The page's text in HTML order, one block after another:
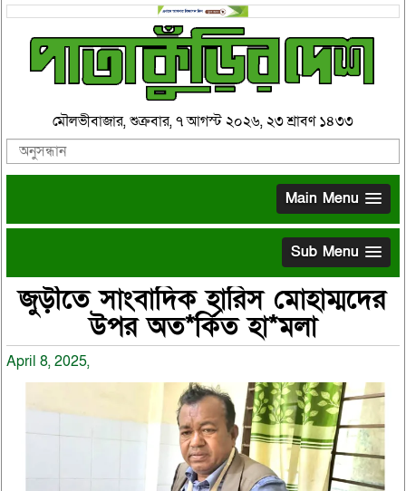
মৌলভীবাজার, শুক্রবার, ৭ আগস্ট ২০২৬, ২৩ শ্রাবণ ১৪৩৩
Main Menu
Sub Menu
জুড়ীতে সাংবাদিক হারিস মোহাম্মদের
উপর অত*র্কিত হা*মলা
April 8, 2025,